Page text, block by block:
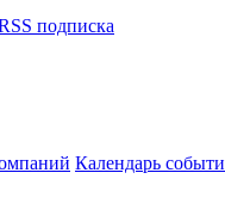
подписка
Календарь